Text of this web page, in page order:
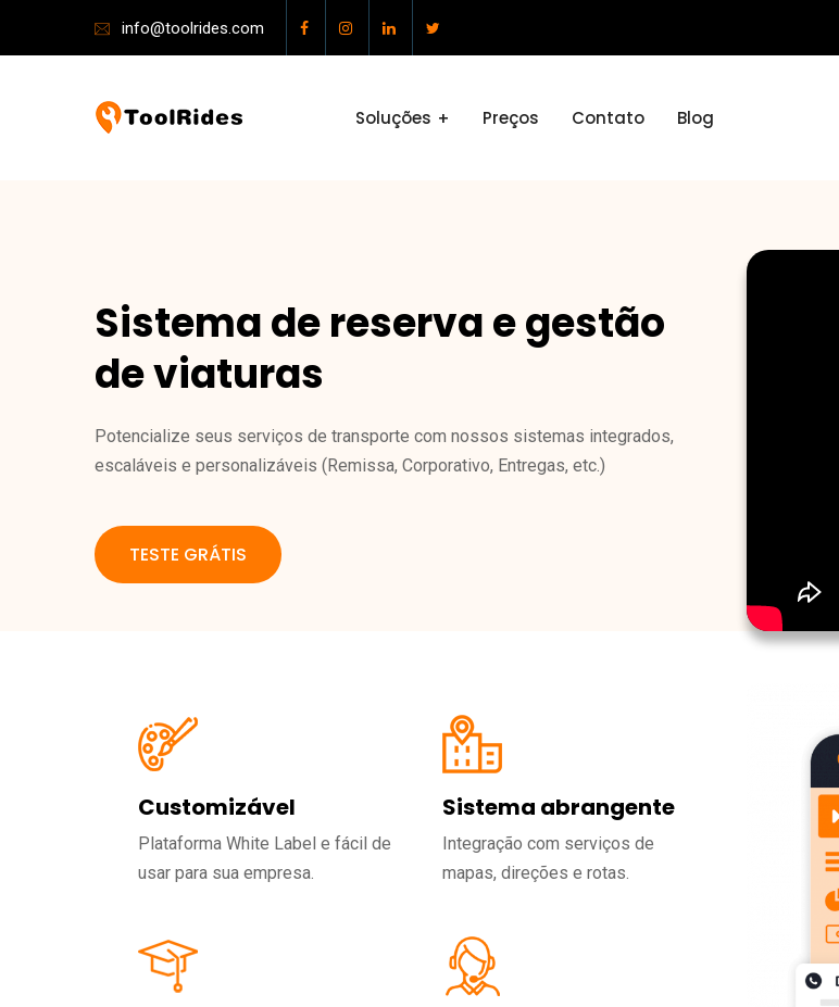
info@toolrides.com
Soluções Preços Contato Blog
Sistema de reserva e gestão
de viaturas
Potencialize seus serviços de transporte com nossos sistemas integrados,
escaláveis ​​e personalizáveis ​​(Remissa, Corporativo, Entregas, etc.)
TESTE GRÁTIS
Customizável
Plataforma White Label e fácil de
usar para sua empresa.
Sistema abrangente
Integração com serviços de
mapas, direções e rotas.